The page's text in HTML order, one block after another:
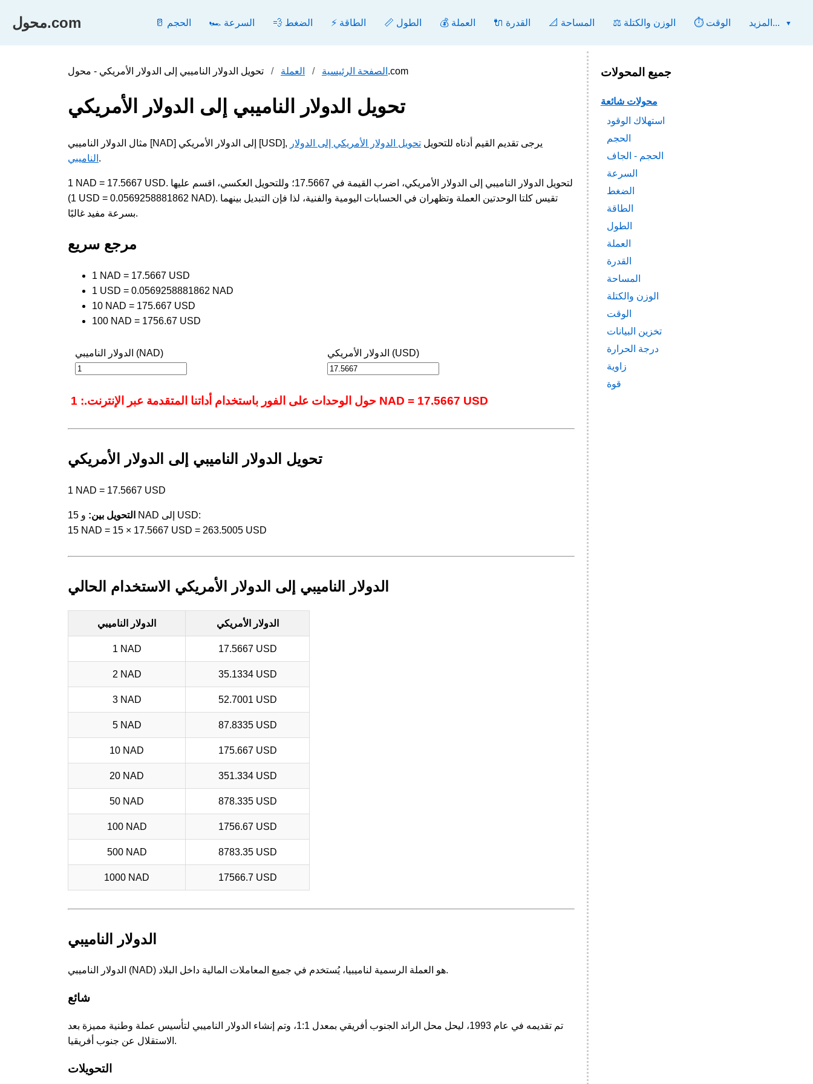
محول.com 🥛 الحجم 🏎️ السرعة 💨 الضغط ⚡ الطاقة 📏 الطول 💰 العملة 🔌 القدرة 📐 المساحة ⚖️ الوزن والكتلة ⏱️ الوقت المزيد...
الصفحة الرئيسية العملة تحويل الدولار الناميبي إلى الدولار الأمريكي - محول.com
تحويل الدولار الناميبي إلى الدولار الأمريكي
مثال الدولار الناميبي [NAD] إلى الدولار الأمريكي [USD], يرجى تقديم القيم أدناه للتحويل تحويل الدولار الأمريكي إلى الدولار
الناميبي .
1 NAD = 17.5667 USD. لتحويل الدولار الناميبي إلى الدولار الأمريكي، اضرب القيمة في 17.5667؛ وللتحويل العكسي، اقسم عليها
(1 USD = 0.0569258881862 NAD). تقيس كلتا الوحدتين العملة وتظهران في الحسابات اليومية والفنية، لذا فإن التبديل بينهما
بسرعة مفيد غالبًا.
مرجع سريع
1 NAD = 17.5667 USD
1 USD = 0.0569258881862 NAD
10 NAD = 175.667 USD
100 NAD = 1756.67 USD
الدولار الناميبي (NAD) الدولار الأمريكي (USD)
حول الوحدات على الفور باستخدام أداتنا المتقدمة عبر الإنترنت.: 1 NAD = 17.5667 USD
تحويل الدولار الناميبي إلى الدولار الأمريكي
1 NAD = 17.5667 USD
التحويل بين:
و 15 NAD إلى USD:
15 NAD = 15 × 17.5667 USD = 263.5005 USD
الدولار الناميبي إلى الدولار الأمريكي الاستخدام الحالي
الدولار الناميبي الدولار الأمريكي
1 NAD 17.5667 USD
2 NAD 35.1334 USD
3 NAD 52.7001 USD
5 NAD 87.8335 USD
10 NAD 175.667 USD
20 NAD 351.334 USD
50 NAD 878.335 USD
100 NAD 1756.67 USD
500 NAD 8783.35 USD
1000 NAD 17566.7 USD
الدولار الناميبي
الدولار الناميبي (NAD) هو العملة الرسمية لناميبيا، يُستخدم في جميع المعاملات المالية داخل البلاد.
شائع
تم تقديمه في عام 1993، ليحل محل الراند الجنوب أفريقي بمعدل 1:1، وتم إنشاء الدولار الناميبي لتأسيس عملة وطنية مميزة بعد
الاستقلال عن جنوب أفريقيا.
التحويلات
جميع المحولات
محولات شائعة
استهلاك الوقود
الحجم
الحجم - الجاف
السرعة
الضغط
الطاقة
الطول
العملة
القدرة
المساحة
الوزن والكتلة
الوقت
تخزين البيانات
درجة الحرارة
زاوية
قوة